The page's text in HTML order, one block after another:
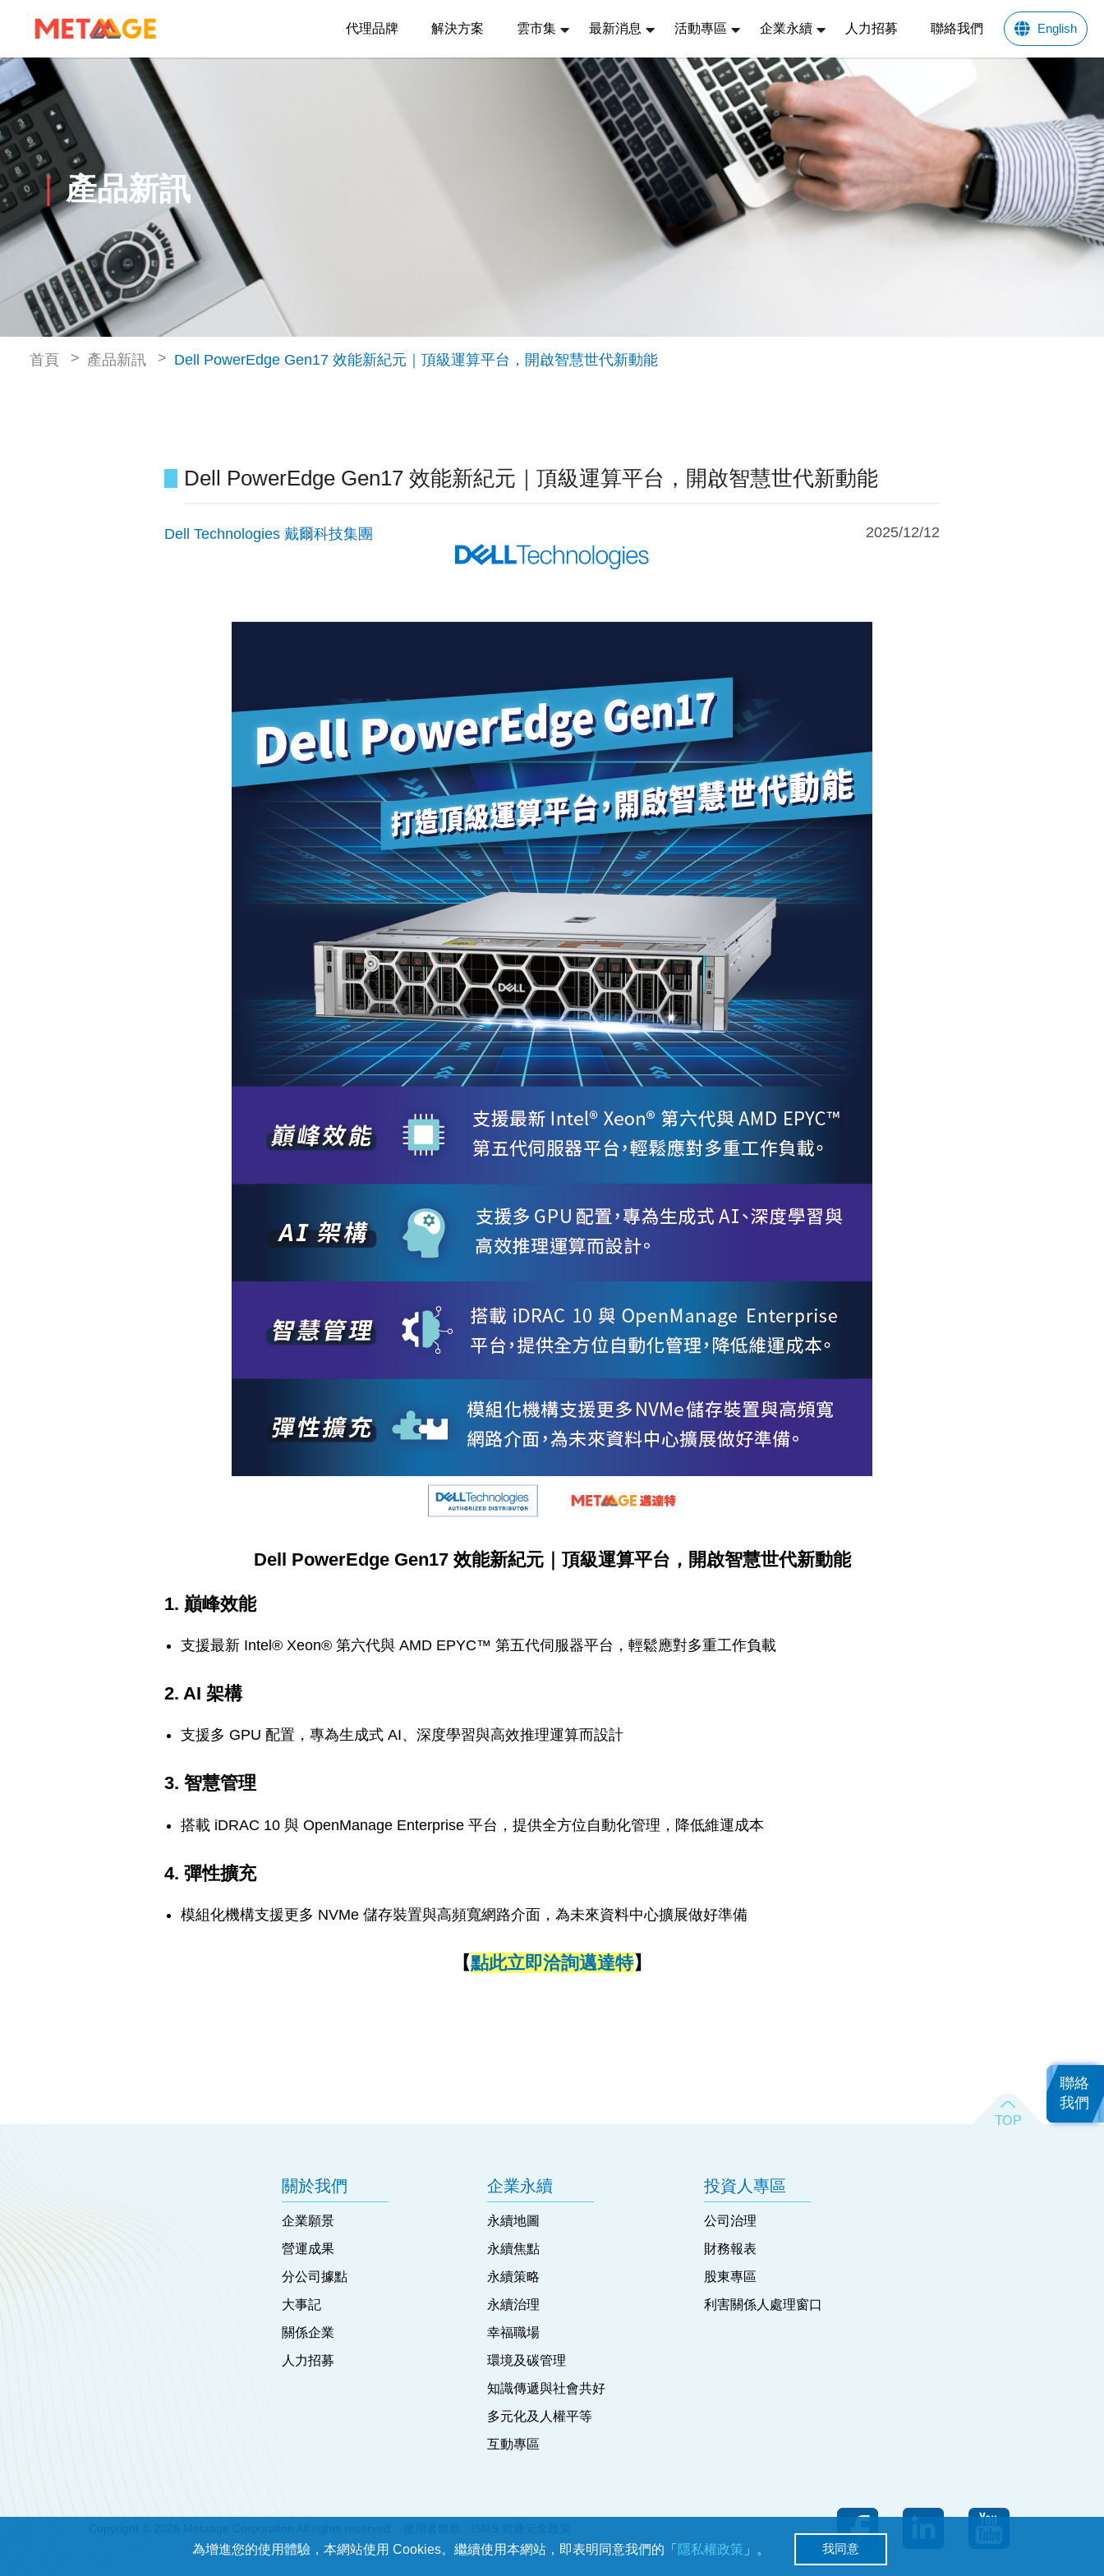
代理品牌 解決方案 雲市集 最新消息 活動專區 企業永續 人力招募 聯絡我們 English
產品新訊
首頁 產品新訊 Dell PowerEdge Gen17 效能新紀元｜頂級運算平台，開啟智慧世代新動能
Dell PowerEdge Gen17 效能新紀元｜頂級運算平台，開啟智慧世代新動能
Dell Technologies 戴爾科技集團 2025/12/12
Dell PowerEdge Gen17 效能新紀元｜頂級運算平台，開啟智慧世代新動能
1. 巔峰效能
支援最新 Intel® Xeon® 第六代與 AMD EPYC™ 第五代伺服器平台，輕鬆應對多重工作負載
2. AI 架構
支援多 GPU 配置，專為生成式 AI、深度學習與高效推理運算而設計
3. 智慧管理
搭載 iDRAC 10 與 OpenManage Enterprise 平台，提供全方位自動化管理，降低維運成本
4. 彈性擴充
模組化機構支援更多 NVMe 儲存裝置與高頻寬網路介面，為未來資料中心擴展做好準備
【點此立即洽詢邁達特】
關於我們
企業願景
營運成果
分公司據點
大事記
關係企業
人力招募
企業永續
永續地圖
永續焦點
永續策略
永續治理
幸福職場
環境及碳管理
知識傳遞與社會共好
多元化及人權平等
互動專區
投資人專區
公司治理
財務報表
股東專區
利害關係人處理窗口
為增進您的使用體驗，本網站使用 Cookies。繼續使用本網站，即表明同意我們的「 隱私權政策 」。 我同意
聯絡
我們